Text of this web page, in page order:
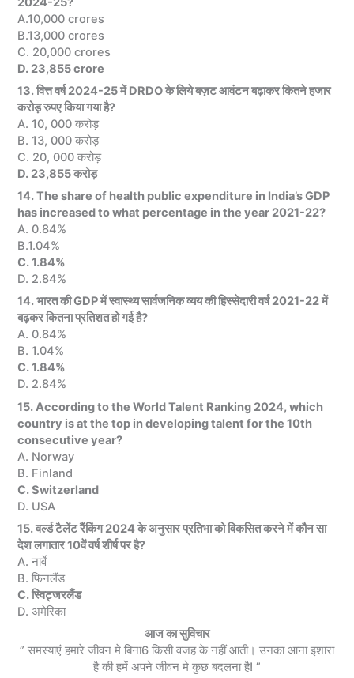
A.10,000 crores
B.13,000 crores
C. 20,000 crores
D. 23,855 crore
13. वित्त वर्ष 2024-25 में DRDO के लिये बज़ट आवंटन बढ़ाकर कितने हजार
करोड़ रुपए किया गया है?
A. 10, 000 करोड़
B. 13, 000 करोड़
C. 20, 000 करोड़
D. 23,855 करोड़
14. The share of health public expenditure in India’s GDP
has increased to what percentage in the year 2021-22?
A. 0.84%
B.1.04%
C. 1.84%
D. 2.84%
14. भारत की GDP में स्वास्थ्य सार्वजनिक व्यय की हिस्सेदारी वर्ष 2021-22 में
बढ़कर कितना प्रतिशत हो गई है?
A. 0.84%
B. 1.04%
C. 1.84%
D. 2.84%
15. According to the World Talent Ranking 2024, which
country is at the top in developing talent for the 10th
consecutive year?
A. Norway
B. Finland
C. Switzerland
D. USA
15. वर्ल्ड टैलेंट रैंकिंग 2024 के अनुसार प्रतिभा को विकसित करने में कौन सा
देश लगातार 10वें वर्ष शीर्ष पर है?
A. नार्वे
B. फिनलैंड
C. स्विट्जरलैंड
D. अमेरिका
आज का सुविचार
” समस्याएं हमारे जीवन मे बिना6 किसी वजह के नहीं आती। उनका आना इशारा
है की हमें अपने जीवन मे कुछ बदलना है! ”